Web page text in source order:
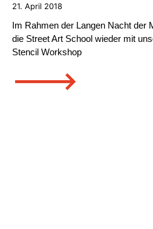
21. April 2018
Im Rahmen der Langen Nacht der
die Street Art School wieder mit
Stencil Workshop
🡒